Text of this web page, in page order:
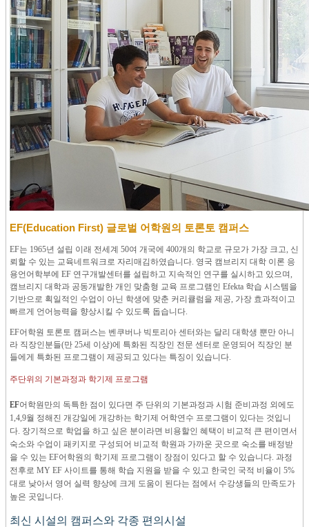
EF(Education First) 글로벌 어학원의 토론토 캠퍼스
EF는 1965년 설립 이래 전세계 50여 개국에 400개의 학교로 규모가 가장 크고, 신
뢰할 수 있는 교육네트워크로 자리매김하였습니다. 영국 캠브리지 대학 이론 응
용언어학부에 EF 연구개발센터를 설립하고 지속적인 연구를 실시하고 있으며,
캠브리지 대학과 공동개발한 개인 맞춤형 교육 프로그램인 Efekta 학습 시스템을
기반으로 획일적인 수업이 아닌 학생에 맞춘 커리큘럼을 제공, 가장 효과적이고
빠르게 언어능력을 향상시킬 수 있도록 돕습니다.
EF어학원 토론토 캠퍼스는 벤쿠버나 빅토리아 센터와는 달리 대학생 뿐만 아니
라 직장인분들(만 25세 이상)에 특화된 직장인 전문 센터로 운영되어 직장인 분
들에게 특화된 프로그램이 제공되고 있다는 특징이 있습니다.
주단위의 기본과정과 학기제 프로그램
EF어학원만의 독특한 점이 있다면 주 단위의 기본과정과 시험 준비과정 외에도
1,4,9월 정해진 개강일에 개강하는 학기제 어학연수 프로그램이 있다는 것입니
다. 장기적으로 학업을 하고 싶은 분이라면 비용할인 혜택이 비교적 큰 편이면서
숙소와 수업이 패키지로 구성되어 비교적 학원과 가까운 곳으로 숙소를 배정받
을 수 있는 EF어학원의 학기제 프로그램이 장점이 있다고 할 수 있습니다. 과정
전후로 MY EF 사이트를 통해 학습 지원을 받을 수 있고 한국인 국적 비율이 5%
대로 낮아서 영어 실력 향상에 크게 도움이 된다는 점에서 수강생들의 만족도가
높은 곳입니다.
최신 시설의 캠퍼스와 각종 편의시설